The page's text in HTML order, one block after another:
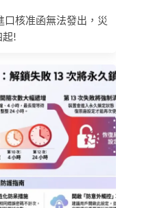
口核准函無法發出，災
起!